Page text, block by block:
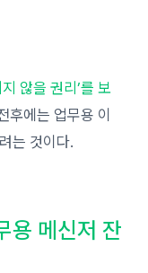
않을 권리’를 보
후에는 업무용 이
는 것이다.
용 메신저 잔